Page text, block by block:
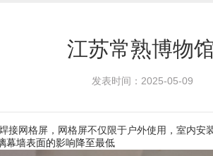
江苏常熟博物
发表时间： 2025-05-09
接网格屏，网格屏不仅限于户外使用，室内安
幕墙表面的影响降至最低